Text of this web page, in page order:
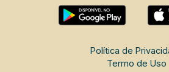
Política de
Termo de Uso